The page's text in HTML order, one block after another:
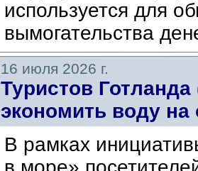
используется для
вымогательства
16 июля 2026 г.
Туристов
экономить воду на
В рамках